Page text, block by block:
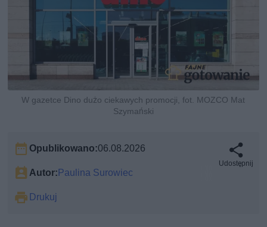
W gazetce Dino dużo ciekawych promocji, fot. MOZCO Mat
Szymański
Opublikowano:06.08.2026
Autor:Paulina Surowiec
Drukuj
Udostępnij